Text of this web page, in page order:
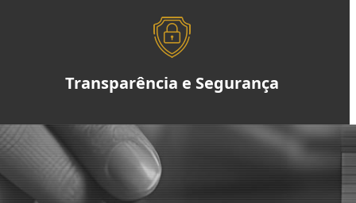
Transparência e Segurança